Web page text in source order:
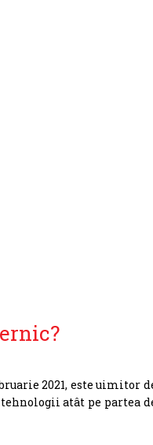
2021, este uimitor
atât pe partea